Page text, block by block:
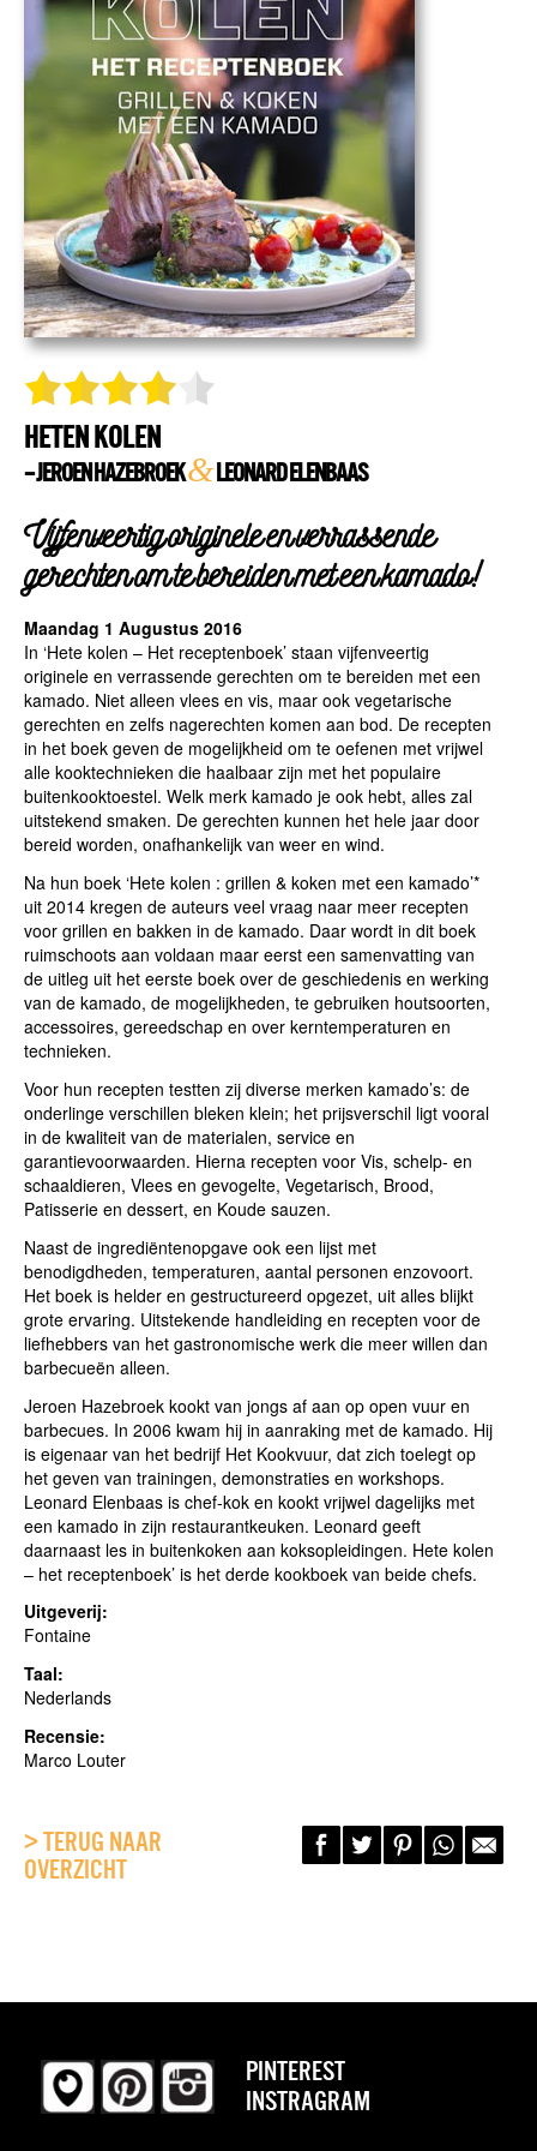
HETEN KOLEN
– JEROEN HAZEBROEK&LEONARD ELENBAAS
Vijfenveertig originele en verrassende
gerechten om te bereiden met een kamado!
Maandag 1 Augustus 2016
In ‘Hete kolen – Het receptenboek’ staan vijfenveertig
originele en verrassende gerechten om te bereiden met een
kamado. Niet alleen vlees en vis, maar ook vegetarische
gerechten en zelfs nagerechten komen aan bod. De recepten
in het boek geven de mogelijkheid om te oefenen met vrijwel
alle kooktechnieken die haalbaar zijn met het populaire
buitenkooktoestel. Welk merk kamado je ook hebt, alles zal
uitstekend smaken. De gerechten kunnen het hele jaar door
bereid worden, onafhankelijk van weer en wind.
Na hun boek ‘Hete kolen : grillen & koken met een kamado’*
uit 2014 kregen de auteurs veel vraag naar meer recepten
voor grillen en bakken in de kamado. Daar wordt in dit boek
ruimschoots aan voldaan maar eerst een samenvatting van
de uitleg uit het eerste boek over de geschiedenis en werking
van de kamado, de mogelijkheden, te gebruiken houtsoorten,
accessoires, gereedschap en over kerntemperaturen en
technieken.
Voor hun recepten testten zij diverse merken kamado’s: de
onderlinge verschillen bleken klein; het prijsverschil ligt vooral
in de kwaliteit van de materialen, service en
garantievoorwaarden. Hierna recepten voor Vis, schelp- en
schaaldieren, Vlees en gevogelte, Vegetarisch, Brood,
Patisserie en dessert, en Koude sauzen.
Naast de ingrediëntenopgave ook een lijst met
benodigdheden, temperaturen, aantal personen enzovoort.
Het boek is helder en gestructureerd opgezet, uit alles blijkt
grote ervaring. Uitstekende handleiding en recepten voor de
liefhebbers van het gastronomische werk die meer willen dan
barbecueën alleen.
Jeroen Hazebroek kookt van jongs af aan op open vuur en
barbecues. In 2006 kwam hij in aanraking met de kamado. Hij
is eigenaar van het bedrijf Het Kookvuur, dat zich toelegt op
het geven van trainingen, demonstraties en workshops.
Leonard Elenbaas is chef-kok en kookt vrijwel dagelijks met
een kamado in zijn restaurantkeuken. Leonard geeft
daarnaast les in buitenkoken aan koksopleidingen. Hete kolen
– het receptenboek’ is het derde kookboek van beide chefs.
Uitgeverij:
Fontaine
Taal:
Nederlands
Recensie:
Marco Louter
> TERUG NAAR
OVERZICHT
PINTEREST
INSTRAGRAM